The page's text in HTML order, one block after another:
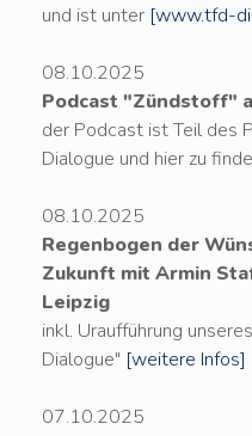
und ist unter [www.tfd-
08.10.2025
Podcast "Zündstoff"
der Podcast ist Teil des
Dialogue und hier zu
08.10.2025
Regenbogen der
Zukunft mit Armin
Leipzig
inkl. Uraufführung
Dialogue" [weitere Infos]
07.10.2025